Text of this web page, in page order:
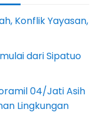
Konflik Yayasan,
dari Sipatuo
04/Jati Asih
Lingkungan